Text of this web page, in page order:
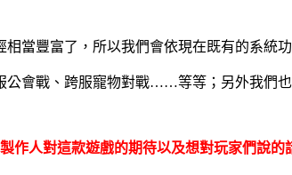
當豐富了，所以我們會依現在既有的系
公會戰、跨服寵物對戰……等等；另外我們
作人對這款遊戲的期待以及想對玩家們說的